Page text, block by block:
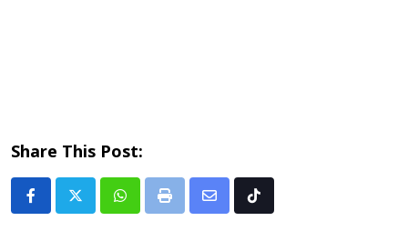
Share This Post:
Whatsapp
Print
Share Tiktok